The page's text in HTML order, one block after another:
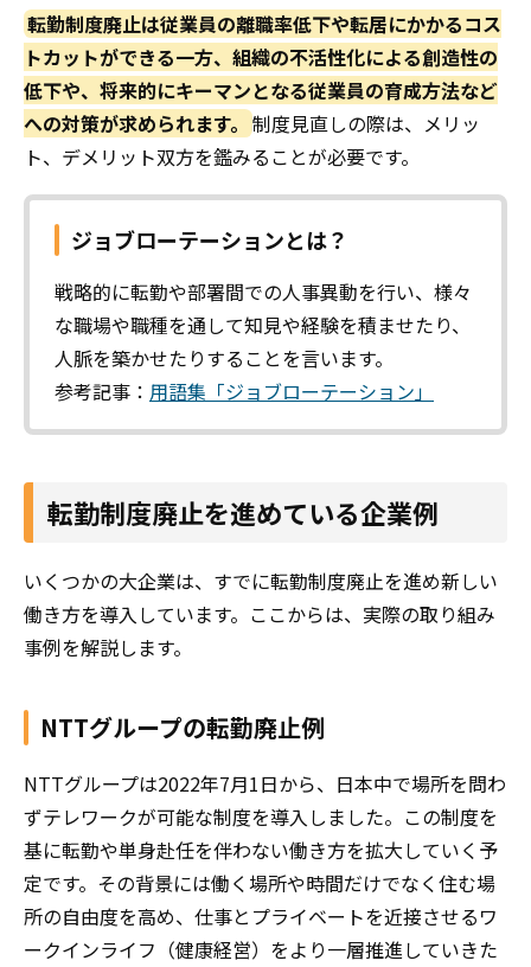
転勤制度廃止は従業員の離職率低下や転居にかかるコス
トカットができる一方、組織の不活性化による創造性の
低下や、将来的にキーマンとなる従業員の育成方法など
への対策が求められます。 制度見直しの際は、メリッ
ト、デメリット双方を鑑みることが必要です。
ジョブローテーションとは？
戦略的に転勤や部署間での人事異動を行い、様々
な職場や職種を通して知見や経験を積ませたり、
人脈を築かせたりすることを言います。
参考記事： 用語集「ジョブローテーション」
転勤制度廃止を進めている企業例
いくつかの大企業は、すでに転勤制度廃止を進め新しい
働き方を導入しています。ここからは、実際の取り組み
事例を解説します。
NTTグループの転勤廃止例
NTTグループは2022年7月1日から、日本中で場所を問わ
ずテレワークが可能な制度を導入しました。この制度を
基に転勤や単身赴任を伴わない働き方を拡大していく予
定です。その背景には働く場所や時間だけでなく住む場
所の自由度を高め、仕事とプライベートを近接させるワ
ークインライフ（健康経営）をより一層推進していきた